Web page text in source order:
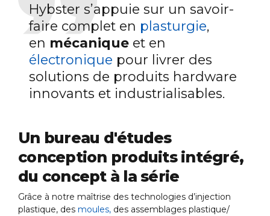
Hybster s’appuie sur un savoir-
faire complet en plasturgie,
en mécaniqueet en
électronique pour livrer des
solutions de produits hardware
innovants et industrialisables.
Un bureau d'études
conception produits intégré,
du concept à la série
Grâce à notre maîtrise des technologies d’injection
plastique, des moules, des assemblages plastique/